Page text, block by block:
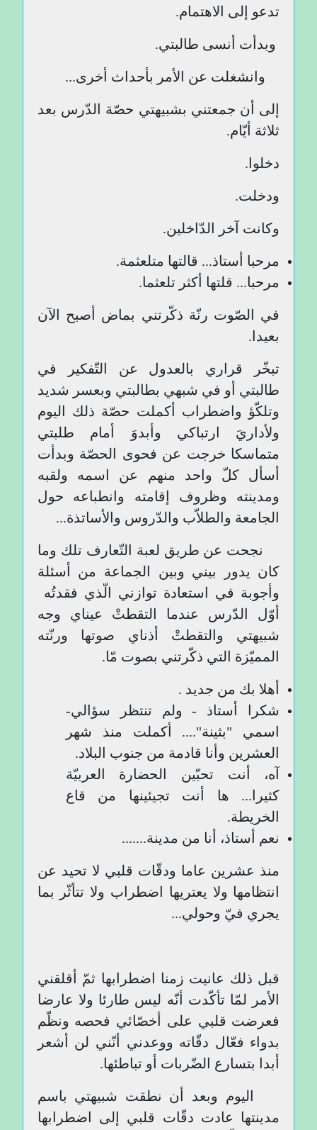
تدعو إلى الاهتمام.
وبدأت أنسى طالبتي.
وانشغلت عن الأمر بأحداث أخرى...
إلى أن جمعتني بشبيهتي حصّة الدّرس بعد
ثلاثة أيّام.
دخلوا.
ودخلت.
وكانت آخر الدّاخلين.
مرحبا أستاذ... قالتها متلعثمة.
مرحبا... قلتها أكثر تلعثما.
في الصّوت رنّة ذكّرتني بماض أصبح الآن
بعيدا.
تبخّر قراري بالعدول عن التّفكير في
طالبتي أو في شبهي بطالبتي وبعسر شديد
وتلكّؤ واضطراب أكملت حصّة ذلك اليوم
ولأداريَ ارتباكي وأبدوَ أمام طلبتي
متماسكا خرجت عن فحوى الحصّة وبدأت
أسأل كلّ واحد منهم عن اسمه ولقبه
ومدينته وظروف إقامته وانطباعه حول
الجامعة والطلاّب والدّروس والأساتذة...
نجحت عن طريق لعبة التّعارف تلك وما
كان يدور بيني وبين الجماعة من أسئلة
وأجوبة في استعادة توازني الّذي فقدتُه
أوّل الدّرس عندما التقطتْ عيناي وجه
شبيهتي والتقطتْ أذناي صوتها ورنّته
المميّزة التي ذكّرتني بصوت مّا.
أهلا بك من جديد .
شكرا أستاذ - ولم تنتظر سؤالي-
اسمي "بثينة".... أكملت منذ شهر
العشرين وأنا قادمة من جنوب البلاد.
آه، أنت تحبّين الحضارة العربيّة
كثيرا... ها أنت تجيئينها من قاع
الخريطة.
نعم أستاذ، أنا من مدينة.......
منذ عشرين عاما ودقّات قلبي لا تحيد عن
انتظامها ولا يعتريها اضطراب ولا تتأثّر بما
يجري فيّ وحولي...
قبل ذلك عانيت زمنا اضطرابها ثمّ أقلقني
الأمر لمّا تأكّدت أنّه ليس طارئا ولا عارضا
فعرضت قلبي على أخصّائي فحصه ونظّم
بدواء فعّال دقّاته ووعدني أنّني لن أشعر
أبدا بتسارع الضّربات أو تباطئها.
اليوم وبعد أن نطقت شبيهتي باسم
مدينتها عادت دقّات قلبي إلى اضطرابها